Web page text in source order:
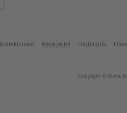
Kollektionen Merkzettel Highlights
Copyright © Micha